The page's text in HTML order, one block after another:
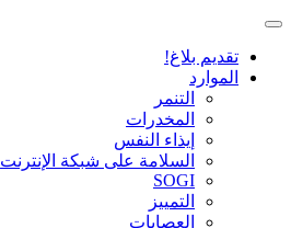
تقديم بلاغ!
الموارد
التنمر
المخدرات
إيذاء النفس
السلامة على شبكة الإنترنت
SOGI
التمييز
العصابات